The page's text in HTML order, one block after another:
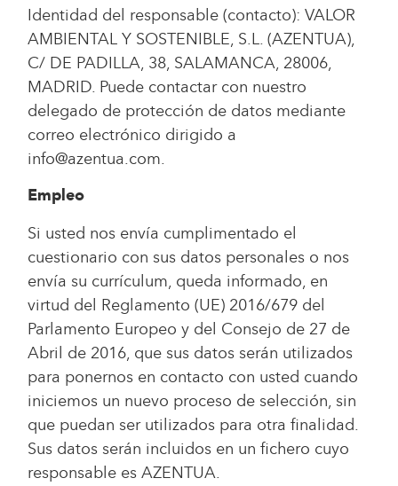
Identidad del responsable (contacto): VALOR
AMBIENTAL Y SOSTENIBLE, S.L. (AZENTUA),
C/ DE PADILLA, 38, SALAMANCA, 28006,
MADRID. Puede contactar con nuestro
delegado de protección de datos mediante
correo electrónico dirigido a
info@azentua.com.
Empleo
Si usted nos envía cumplimentado el
cuestionario con sus datos personales o nos
envía su currículum, queda informado, en
virtud del Reglamento (UE) 2016/679 del
Parlamento Europeo y del Consejo de 27 de
Abril de 2016, que sus datos serán utilizados
para ponernos en contacto con usted cuando
iniciemos un nuevo proceso de selección, sin
que puedan ser utilizados para otra finalidad.
Sus datos serán incluidos en un fichero cuyo
responsable es AZENTUA.